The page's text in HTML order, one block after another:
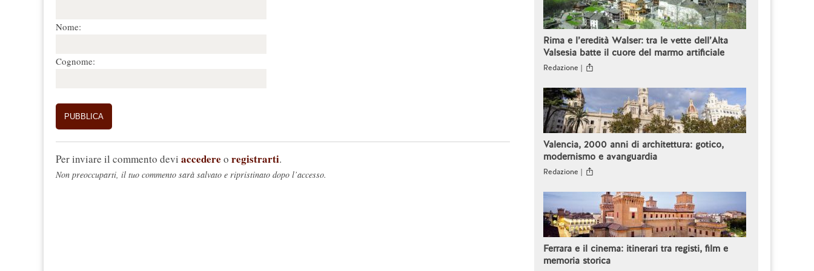
Nome:
Cognome:
Per inviare il commento devi accedere o registrarti.
Non preoccuparti, il tuo commento sarà salvato e ripristinato dopo l’accesso.
Rima e l’eredità Walser: tra le vette dell’Alta
Valsesia batte il cuore del marmo artificiale
Redazione |
Valencia, 2000 anni di architettura: gotico,
modernismo e avanguardia
Redazione |
Ferrara e il cinema: itinerari tra registi, film e
memoria storica